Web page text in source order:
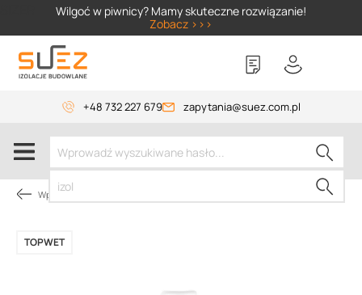
Wilgoć w piwnicy? Mamy skuteczne rozwiązanie!
Zobacz >>>
+48 732 227 679 zapytania@suez.com.pl
Wpusty i akcesoria
TOPWET